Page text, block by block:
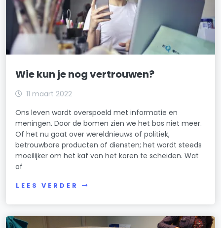
Wie kun je nog vertrouwen?
11 maart 2022
Ons leven wordt overspoeld met informatie en
meningen. Door de bomen zien we het bos niet meer.
Of het nu gaat over wereldnieuws of politiek,
betrouwbare producten of diensten; het wordt steeds
moeilijker om het kaf van het koren te scheiden. Wat
of
LEES VERDER